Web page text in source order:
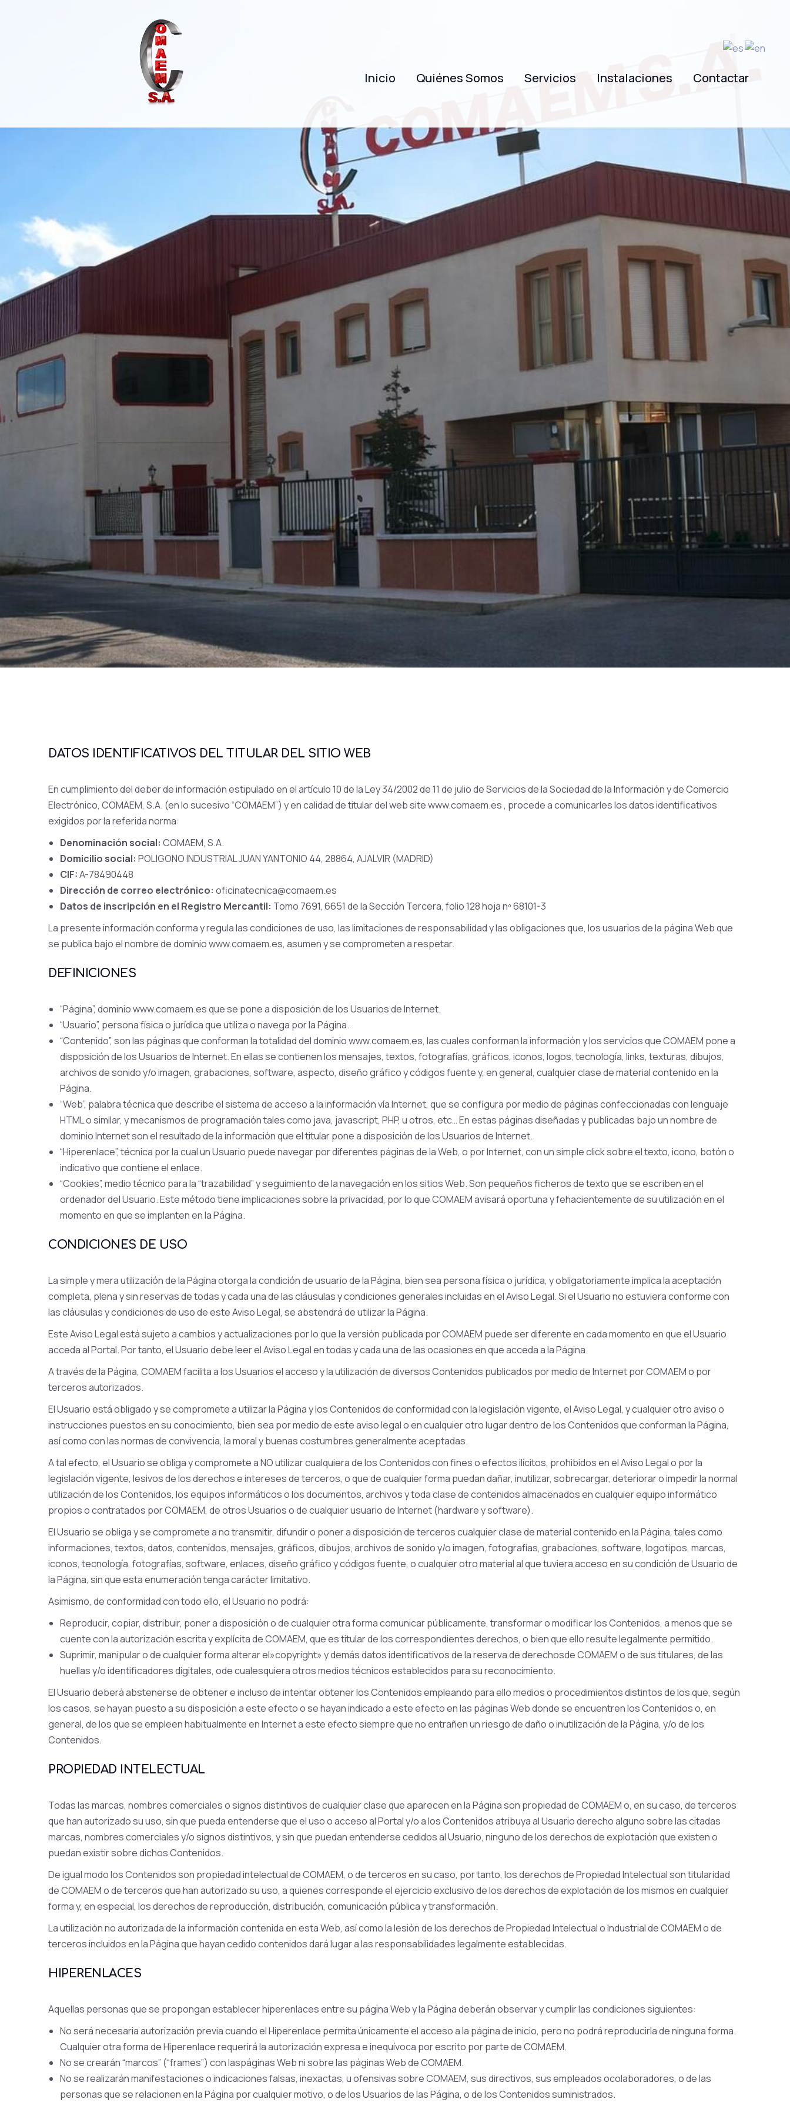
Inicio Quiénes Somos Servicios Instalaciones Contactar
DATOS IDENTIFICATIVOS DEL TITULAR DEL SITIO WEB
En cumplimiento del deber de información estipulado en el artículo 10 de la Ley 34/2002 de 11 de julio de Servicios de la Sociedad de la Información y de Comercio
Electrónico, COMAEM, S.A. (en lo sucesivo “COMAEM”) y en calidad de titular del web site www.comaem.es , procede a comunicarles los datos identificativos
exigidos por la referida norma:
Denominación social: COMAEM, S.A.
Domicilio social: POLIGONO INDUSTRIAL JUAN YANTONIO 44, 28864, AJALVIR (MADRID)
CIF:A-78490448
Dirección de correo electrónico: oficinatecnica@comaem.es
Datos de inscripción en el Registro Mercantil: Tomo 7691, 6651 de la Sección Tercera, folio 128 hoja nº 68101-3
La presente información conforma y regula las condiciones de uso, las limitaciones de responsabilidad y las obligaciones que, los usuarios de la página Web que
se publica bajo el nombre de dominio www.comaem.es, asumen y se comprometen a respetar.
DEFINICIONES
“Página”, dominio www.comaem.es que se pone a disposición de los Usuarios de Internet.
“Usuario”, persona física o jurídica que utiliza o navega por la Página.
“Contenido”, son las páginas que conforman la totalidad del dominio www.comaem.es, las cuales conforman la información y los servicios que COMAEM pone a
disposición de los Usuarios de Internet. En ellas se contienen los mensajes, textos, fotografías, gráficos, iconos, logos, tecnología, links, texturas, dibujos,
archivos de sonido y/o imagen, grabaciones, software, aspecto, diseño gráfico y códigos fuente y, en general, cualquier clase de material contenido en la
Página.
“Web”, palabra técnica que describe el sistema de acceso a la información vía Internet, que se configura por medio de páginas confeccionadas con lenguaje
HTML o similar, y mecanismos de programación tales como java, javascript, PHP, u otros, etc… En estas páginas diseñadas y publicadas bajo un nombre de
dominio Internet son el resultado de la información que el titular pone a disposición de los Usuarios de Internet.
“Hiperenlace”, técnica por la cual un Usuario puede navegar por diferentes páginas de la Web, o por Internet, con un simple click sobre el texto, icono, botón o
indicativo que contiene el enlace.
“Cookies”, medio técnico para la “trazabilidad” y seguimiento de la navegación en los sitios Web. Son pequeños ficheros de texto que se escriben en el
ordenador del Usuario. Este método tiene implicaciones sobre la privacidad, por lo que COMAEM avisará oportuna y fehacientemente de su utilización en el
momento en que se implanten en la Página.
CONDICIONES DE USO
La simple y mera utilización de la Página otorga la condición de usuario de la Página, bien sea persona física o jurídica, y obligatoriamente implica la aceptación
completa, plena y sin reservas de todas y cada una de las cláusulas y condiciones generales incluidas en el Aviso Legal. Si el Usuario no estuviera conforme con
las cláusulas y condiciones de uso de este Aviso Legal, se abstendrá de utilizar la Página.
Este Aviso Legal está sujeto a cambios y actualizaciones por lo que la versión publicada por COMAEM puede ser diferente en cada momento en que el Usuario
acceda al Portal. Por tanto, el Usuario debe leer el Aviso Legal en todas y cada una de las ocasiones en que acceda a la Página.
A través de la Página, COMAEM facilita a los Usuarios el acceso y la utilización de diversos Contenidos publicados por medio de Internet por COMAEM o por
terceros autorizados.
El Usuario está obligado y se compromete a utilizar la Página y los Contenidos de conformidad con la legislación vigente, el Aviso Legal, y cualquier otro aviso o
instrucciones puestos en su conocimiento, bien sea por medio de este aviso legal o en cualquier otro lugar dentro de los Contenidos que conforman la Página,
así como con las normas de convivencia, la moral y buenas costumbres generalmente aceptadas.
A tal efecto, el Usuario se obliga y compromete a NO utilizar cualquiera de los Contenidos con fines o efectos ilícitos, prohibidos en el Aviso Legal o por la
legislación vigente, lesivos de los derechos e intereses de terceros, o que de cualquier forma puedan dañar, inutilizar, sobrecargar, deteriorar o impedir la normal
utilización de los Contenidos, los equipos informáticos o los documentos, archivos y toda clase de contenidos almacenados en cualquier equipo informático
propios o contratados por COMAEM, de otros Usuarios o de cualquier usuario de Internet (hardware y software).
El Usuario se obliga y se compromete a no transmitir, difundir o poner a disposición de terceros cualquier clase de material contenido en la Página, tales como
informaciones, textos, datos, contenidos, mensajes, gráficos, dibujos, archivos de sonido y/o imagen, fotografías, grabaciones, software, logotipos, marcas,
iconos, tecnología, fotografías, software, enlaces, diseño gráfico y códigos fuente, o cualquier otro material al que tuviera acceso en su condición de Usuario de
la Página, sin que esta enumeración tenga carácter limitativo.
Asimismo, de conformidad con todo ello, el Usuario no podrá:
Reproducir, copiar, distribuir, poner a disposición o de cualquier otra forma comunicar públicamente, transformar o modificar los Contenidos, a menos que se
cuente con la autorización escrita y explícita de COMAEM, que es titular de los correspondientes derechos, o bien que ello resulte legalmente permitido.
Suprimir, manipular o de cualquier forma alterar el»copyright» y demás datos identificativos de la reserva de derechosde COMAEM o de sus titulares, de las
huellas y/o identificadores digitales, ode cualesquiera otros medios técnicos establecidos para su reconocimiento.
El Usuario deberá abstenerse de obtener e incluso de intentar obtener los Contenidos empleando para ello medios o procedimientos distintos de los que, según
los casos, se hayan puesto a su disposición a este efecto o se hayan indicado a este efecto en las páginas Web donde se encuentren los Contenidos o, en
general, de los que se empleen habitualmente en Internet a este efecto siempre que no entrañen un riesgo de daño o inutilización de la Página, y/o de los
Contenidos.
PROPIEDAD INTELECTUAL
Todas las marcas, nombres comerciales o signos distintivos de cualquier clase que aparecen en la Página son propiedad de COMAEM o, en su caso, de terceros
que han autorizado su uso, sin que pueda entenderse que el uso o acceso al Portal y/o a los Contenidos atribuya al Usuario derecho alguno sobre las citadas
marcas, nombres comerciales y/o signos distintivos, y sin que puedan entenderse cedidos al Usuario, ninguno de los derechos de explotación que existen o
puedan existir sobre dichos Contenidos.
De igual modo los Contenidos son propiedad intelectual de COMAEM, o de terceros en su caso, por tanto, los derechos de Propiedad Intelectual son titularidad
de COMAEM o de terceros que han autorizado su uso, a quienes corresponde el ejercicio exclusivo de los derechos de explotación de los mismos en cualquier
forma y, en especial, los derechos de reproducción, distribución, comunicación pública y transformación.
La utilización no autorizada de la información contenida en esta Web, así como la lesión de los derechos de Propiedad Intelectual o Industrial de COMAEM o de
terceros incluidos en la Página que hayan cedido contenidos dará lugar a las responsabilidades legalmente establecidas.
HIPERENLACES
Aquellas personas que se propongan establecer hiperenlaces entre su página Web y la Página deberán observar y cumplir las condiciones siguientes:
No será necesaria autorización previa cuando el Hiperenlace permita únicamente el acceso a la página de inicio, pero no podrá reproducirla de ninguna forma.
Cualquier otra forma de Hiperenlace requerirá la autorización expresa e inequívoca por escrito por parte de COMAEM.
No se crearán “marcos” (“frames”) con laspáginas Web ni sobre las páginas Web de COMAEM.
No se realizarán manifestaciones o indicaciones falsas, inexactas, u ofensivas sobre COMAEM, sus directivos, sus empleados ocolaboradores, o de las
personas que se relacionen en la Página por cualquier motivo, o de los Usuarios de las Página, o de los Contenidos suministrados.